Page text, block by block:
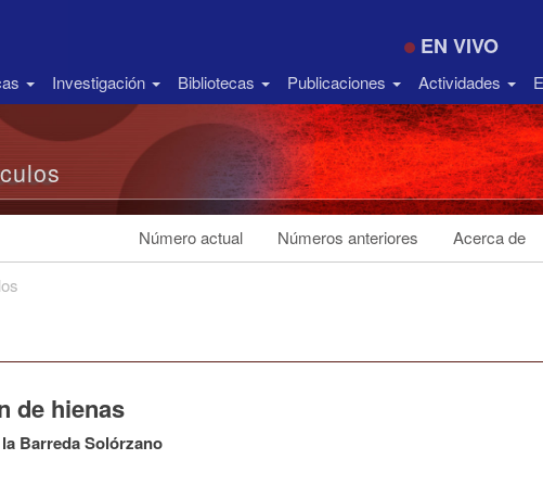
EN VIVO
Investigación Bibliotecas Publicaciones Actividades
Número actual Números anteriores Acerca de
de hienas
Barreda Solórzano